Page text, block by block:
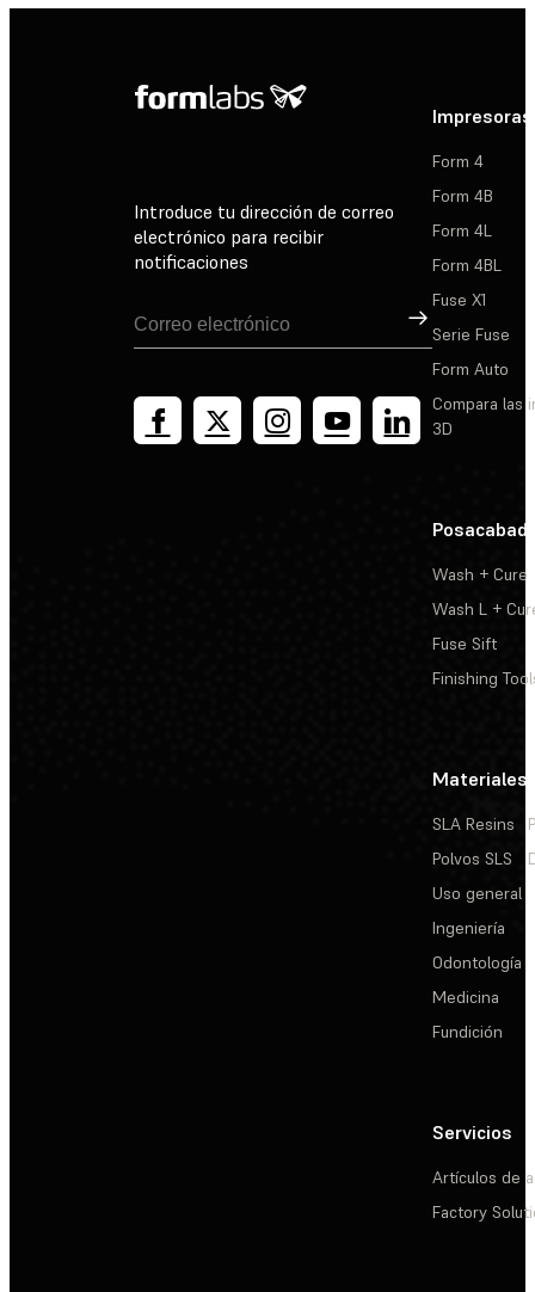
Introduce tu dirección de correo
electrónico para recibir
notificaciones
Suscribirse
Impresoras
Form 4
Form 4B
Form 4L
Form 4BL
Fuse X1
Serie Fuse
Form Auto
Compara las
3D
Wash + Cure
Wash L +
Fuse Sift
Finishing
Materiales
SLA Resins
Polvos SLS
Uso general
Ingeniería
Odontología
Medicina
Fundición
Servicios
Artículos de
Factory